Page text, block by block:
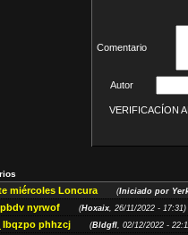
Comentario
Autor
VERIFICACÍON
miércoles Loncura (Iniciado por
nyrwof (Hoxaix, 26/11/2022 - 17:31)
Ibqzpo phhzcj (Bldgfl, 02/12/2022 -